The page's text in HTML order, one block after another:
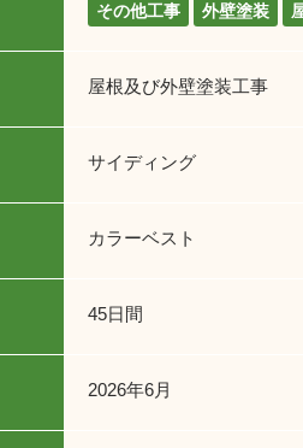
その他工事 外壁塗装
屋根及び外壁塗装工事
サイディング
カラーベスト
45日間
2026年6月